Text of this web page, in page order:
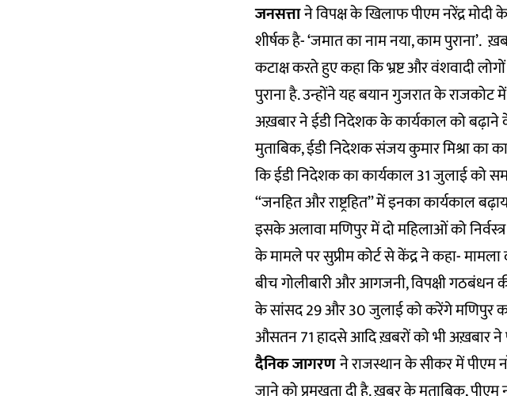
जनसत्ताने विपक्ष के खिलाफ पीएम नरेंद्र
शीर्षक है- ‘जमात का नाम नया, काम पुराना’.
कटाक्ष करते हुए कहा कि भ्रष्ट और वंशवादी
पुराना है. उन्होंने यह बयान गुजरात के
अख़बार ने ईडी निदेशक के कार्यकाल को
मुताबिक, ईडी निदेशक संजय कुमार मिश्रा का
कि ईडी निदेशक का कार्यकाल 31 जुलाई को
“जनहित और राष्ट्रहित” में इनका कार्यकाल
इसके अलावा मणिपुर में दो महिलाओं को
के मामले पर सुप्रीम कोर्ट से केंद्र ने कहा-
बीच गोलीबारी और आगजनी, विपक्षी
के सांसद 29 और 30 जुलाई को करेंगे मणिपुर का
औसतन 71 हादसे आदि ख़बरों को भी अख़बार ने
दैनिक जागरणने राजस्थान के सीकर में पीएम